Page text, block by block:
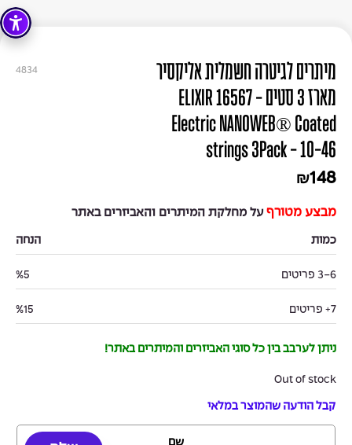
4834
מיתרים לגיטרה חשמלית אליקסיר
מארז 3 סטים - ELIXIR 16567
Electric NANOWEB® Coated
strings 3Pack - 10-46
₪148
מבצע מטורף על מחלקת המיתרים והאביזרים באתר
כמות הנחה
3-6 פריטים %5
7+ פריטים %15
ניתן לערבב בין כל סוגי האביזרים והמיתרים באתר!
Out of stock
קבל הודעה שהמוצר במלאי